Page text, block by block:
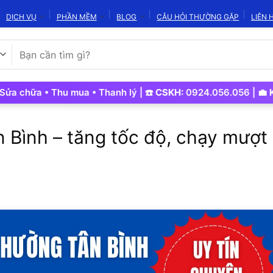
DỊCH VỤ PHẦN MỀM BLOG CÂU HỎI THƯỜNG GẶP LIÊN
kiếm:
• Thu mua • Thanh lý | ☎️CSKH:0924.056.056 | 💼Kinh
Bình – tăng tốc độ, chạy mượt